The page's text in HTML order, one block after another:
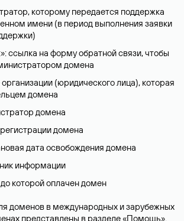
которому передается поддержка
имени (в период выполнения заявки
ссылка на форму обратной связи, чтобы
домена
(юридического лица), которая
домена
домена
домена
дата освобождения домена
информации
которой оплачен домен
доменов в международных и зарубежных
представлены в разделе «Помощь».